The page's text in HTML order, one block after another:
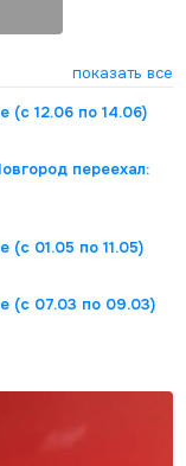
показать все
(с 12.06 по 14.06)
переехал:
01.05 по 11.05)
(с 07.03 по 09.03)